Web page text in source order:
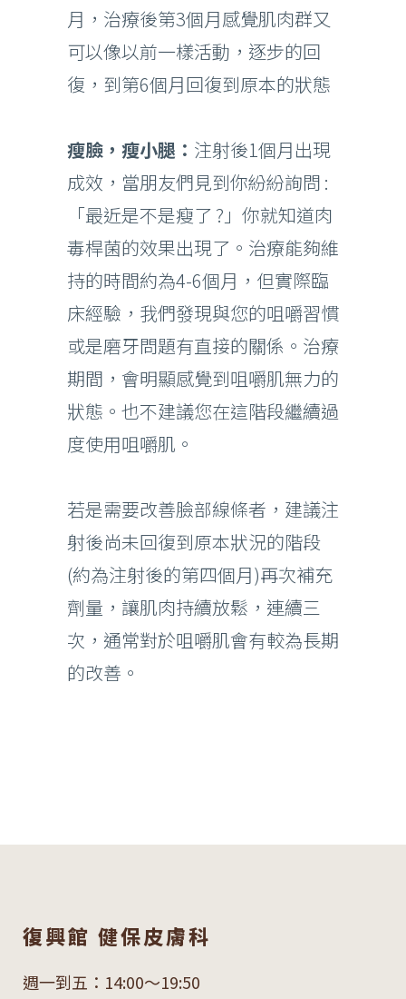
月，治療後第3個月感覺肌肉群又
可以像以前一樣活動，逐步的回
復，到第6個月回復到原本的狀態
瘦臉，瘦小腿： 注射後1個月出現
成效，當朋友們見到你紛紛詢問 :
「最近是不是瘦了 ?」你就知道肉
毒桿菌的效果出現了。治療能夠維
持的時間約為4-6個月，但實際臨
床經驗，我們發現與您的咀嚼習慣
或是磨牙問題有直接的關係。治療
期間，會明顯感覺到咀嚼肌無力的
狀態。也不建議您在這階段繼續過
度使用咀嚼肌。
若是需要改善臉部線條者，建議注
射後尚未回復到原本狀況的階段
(約為注射後的第四個月)再次補充
劑量，讓肌肉持續放鬆，連續三
次，通常對於咀嚼肌會有較為長期
的改善。
復興館 健保皮膚科
週一到五：14:00～19:50